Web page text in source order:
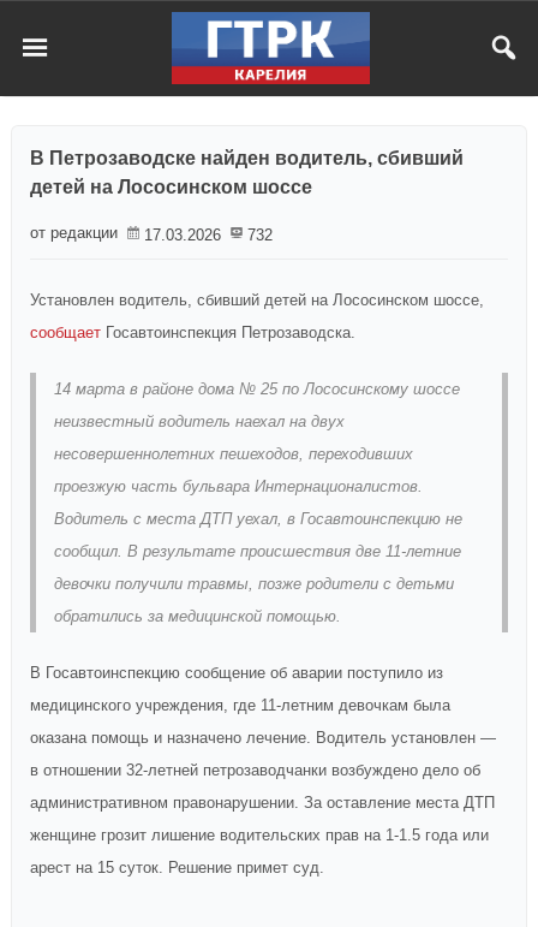
В Петрозаводске найден водитель, сбивший
детей на Лососинском шоссе
от редакции 17.03.2026 732
Установлен водитель, сбивший детей на Лососинском шоссе,
сообщает Госавтоинспекция Петрозаводска.
14 марта в районе дома № 25 по Лососинскому шоссе
неизвестный водитель наехал на двух
несовершеннолетних пешеходов, переходивших
проезжую часть бульвара Интернационалистов.
Водитель с места ДТП уехал, в Госавтоинспекцию не
сообщил. В результате происшествия две 11-летние
девочки получили травмы, позже родители с детьми
обратились за медицинской помощью.
В Госавтоинспекцию сообщение об аварии поступило из
медицинского учреждения, где 11-летним девочкам была
оказана помощь и назначено лечение. Водитель установлен —
в отношении 32-летней петрозаводчанки возбуждено дело об
административном правонарушении. За оставление места ДТП
женщине грозит лишение водительских прав на 1-1.5 года или
арест на 15 суток. Решение примет суд.